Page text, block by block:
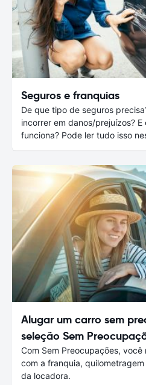
Seguros e franquias
De que tipo de seguros
incorrer em danos/prejuízos?
funciona? Pode ler tudo isso
Alugar um carro sem
seleção Sem
Com Sem Preocupações,
com a franquia,
da locadora.